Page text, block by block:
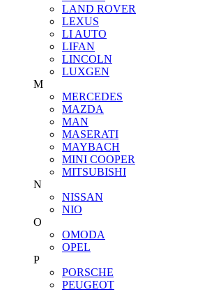
LAND ROVER
LEXUS
LI AUTO
LIFAN
LINCOLN
LUXGEN
M
MERCEDES
MAZDA
MAN
MASERATI
MAYBACH
MINI COOPER
MITSUBISHI
N
NISSAN
NIO
O
OMODA
OPEL
P
PORSCHE
PEUGEOT